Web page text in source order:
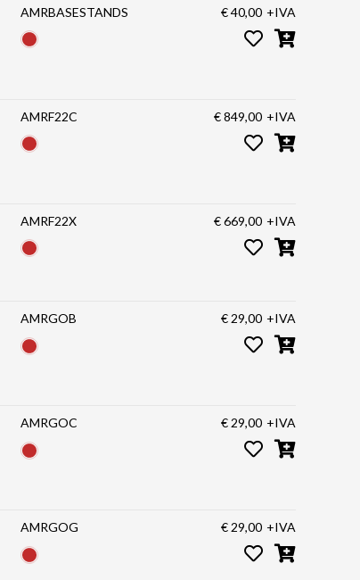
AMRBASESTANDS € 40,00 +IVA
AMRF22C € 849,00 +IVA
AMRF22X € 669,00 +IVA
AMRGOB € 29,00 +IVA
AMRGOC € 29,00 +IVA
AMRGOG € 29,00 +IVA